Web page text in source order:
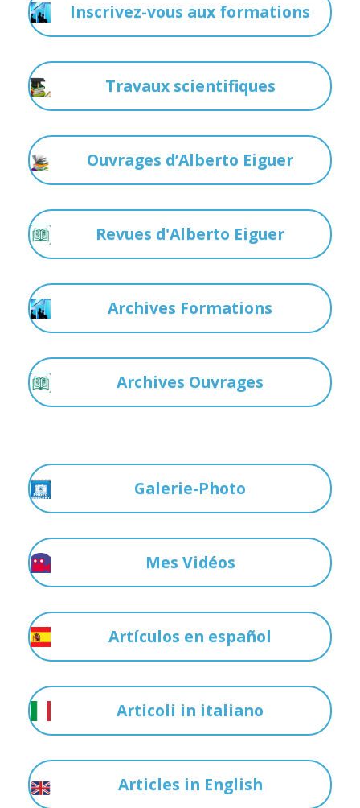
Inscrivez-vous aux formations
Travaux scientifiques
Ouvrages d’Alberto Eiguer
Revues d'Alberto Eiguer
Archives Formations
Archives Ouvrages
Galerie-Photo
Mes Vidéos
Artículos en español
Articoli in italiano
Articles in English